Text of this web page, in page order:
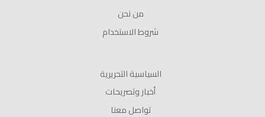
من نحن
شروط الاستخدام
السياسية التحريرية
أخبار وتصريحات
تواصل معنا